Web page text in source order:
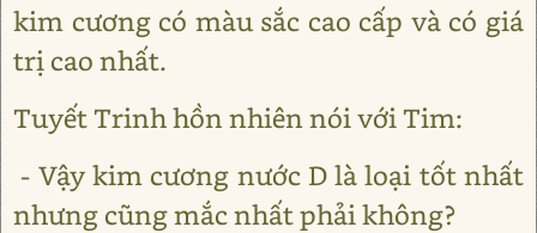
kim cương có màu sắc cao cấp và có giá
trị cao nhất.
Tuyết Trinh hồn nhiên nói với Tim:
- Vậy kim cương nước D là loại tốt nhất
nhưng cũng mắc nhất phải không?